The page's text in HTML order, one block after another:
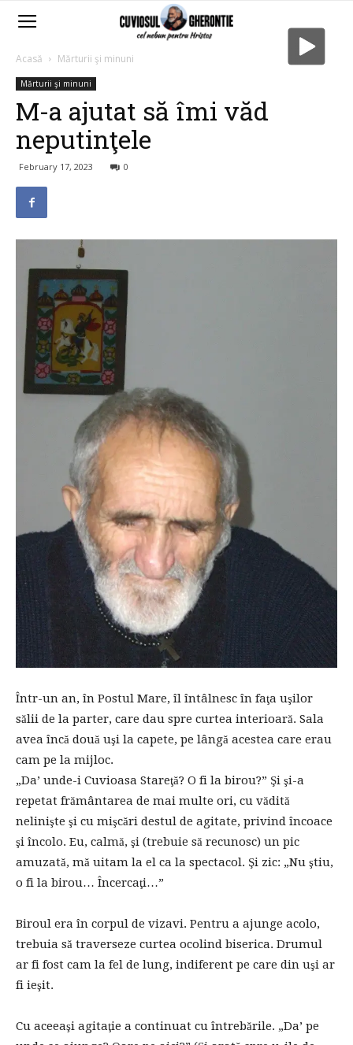
Acasă Mărturii şi minuni
Mărturii şi minuni
M-a ajutat să îmi văd
neputinţele
February 17, 2023 0
Într-un an, în Postul Mare, îl întâlnesc în faţa uşilor
sălii de la parter, care dau spre curtea interioară. Sala
avea încă două uşi la capete, pe lângă acestea care erau
cam pe la mijloc.
„Da’ unde-i Cuvioasa Stareţă? O fi la birou?” Şi şi-a
repetat frământarea de mai multe ori, cu vădită
nelinişte şi cu mişcări destul de agitate, privind încoace
şi încolo. Eu, calmă, şi (trebuie să recunosc) un pic
amuzată, mă uitam la el ca la spectacol. Şi zic: „Nu ştiu,
o fi la birou… Încercaţi…”
Biroul era în corpul de vizavi. Pentru a ajunge acolo,
trebuia să traverseze curtea ocolind biserica. Drumul
ar fi fost cam la fel de lung, indiferent pe care din uşi ar
fi ieşit.
Cu aceeaşi agitaţie a continuat cu întrebările. „Da’ pe